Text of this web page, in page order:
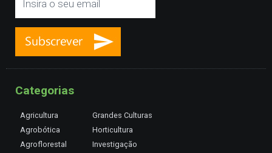
Categorias
Agricultura
Agrobótica
Agroflorestal
Grandes Culturas
Horticultura
Investigação